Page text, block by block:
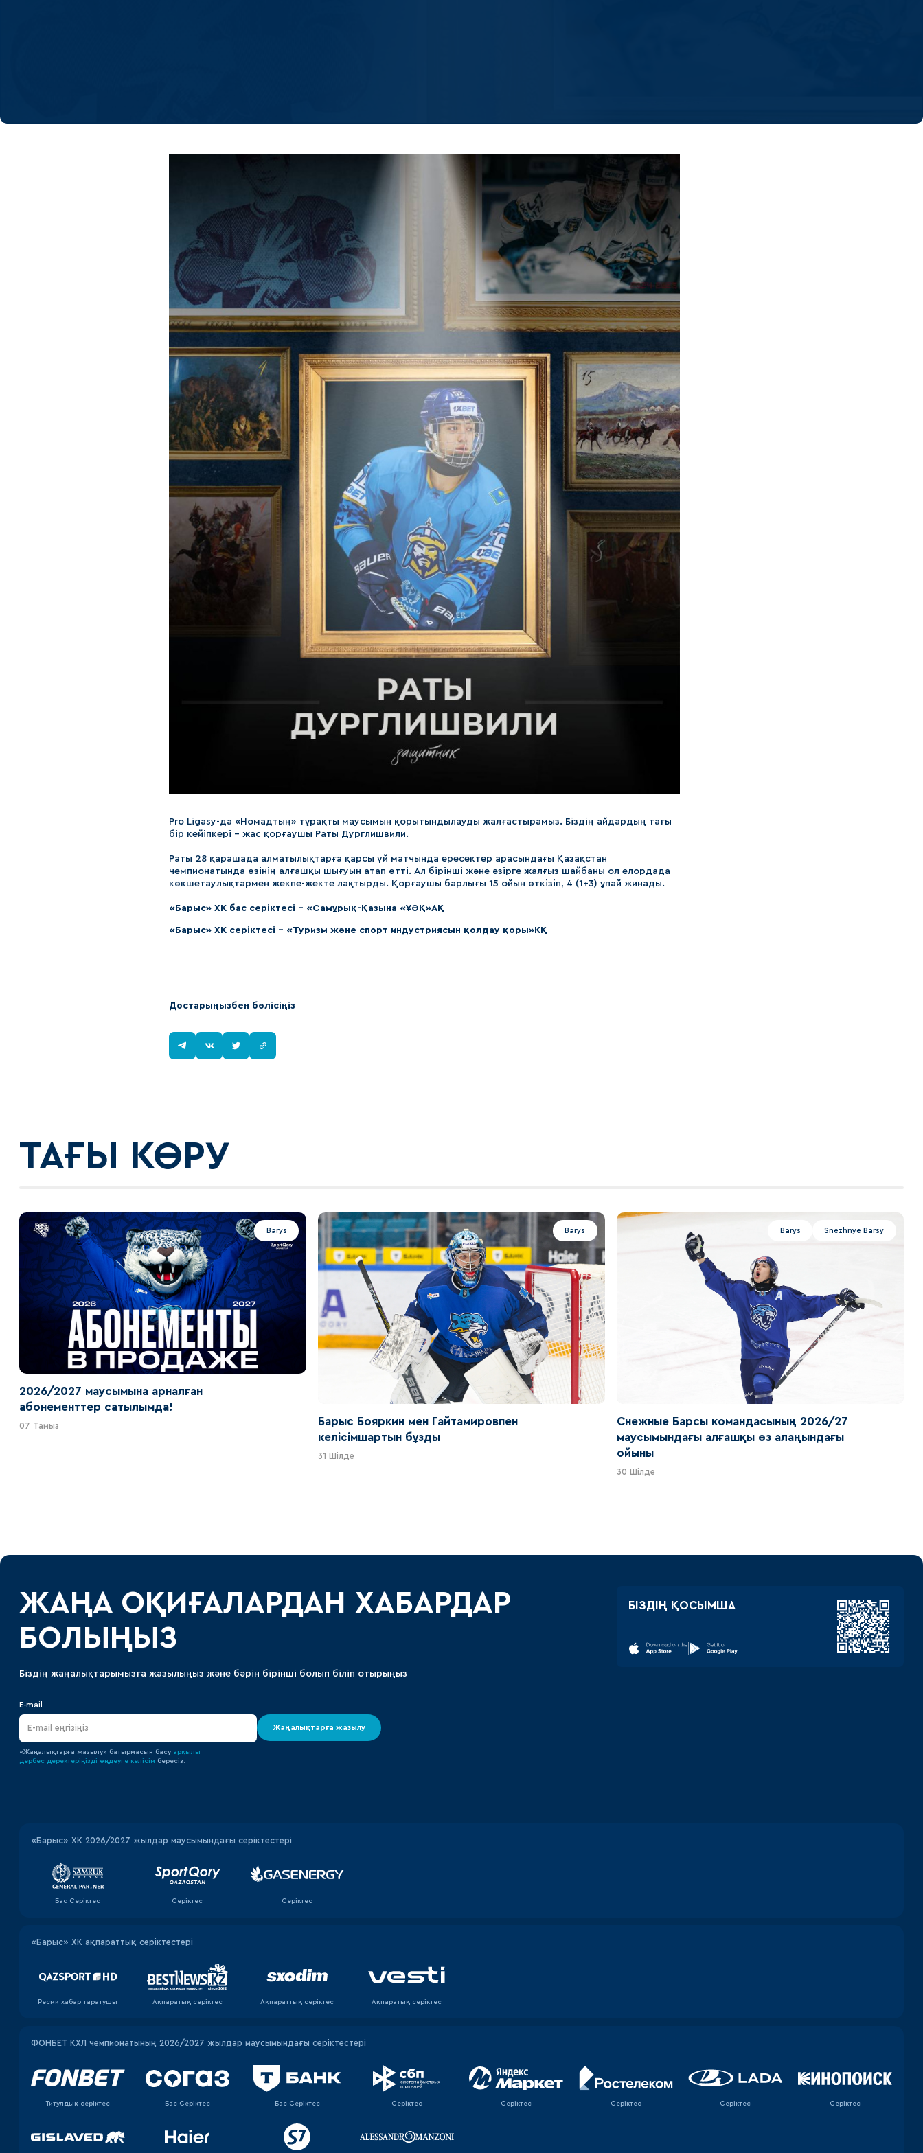
Pro Ligasy-да «Номадтың» тұрақты маусымын қорытындылауды жалғастырамыз. Біздің айдардың тағы
бір кейіпкері - жас қорғаушы Раты Дурглишвили.
Раты 28 қарашада алматылықтарға қарсы үй матчында ересектер арасындағы Қазақстан
чемпионатында өзінің алғашқы шығуын атап өтті. Ал бірінші және әзірге жалғыз шайбаны ол елордада
көкшетаулықтармен жекпе-жекте лақтырды. Қорғаушы барлығы 15 ойын өткізіп, 4 (1+3) ұпай жинады.
«Барыс» ХК бас серіктесі – «Самұрық-Қазына «ҰӘҚ»АҚ
«Барыс» ХК серіктесі – «Туризм және спорт индустриясын қолдау қоры»КҚ
Достарыңызбен бөлісіңіз
ТАҒЫ КӨРУ
Barys
2026/2027 маусымына арналған
абонементтер сатылымда!
07 Тамыз
Barys
Барыс Бояркин мен Гайтамировпен
келісімшартын бұзды
31 Шілде
Barys Snezhnye Barsy
Снежные Барсы командасының 2026/27
маусымындағы алғашқы өз алаңындағы
ойыны
30 Шілде
ЖАҢА ОҚИҒАЛАРДАН ХАБАРДАР
БОЛЫҢЫЗ
Біздің жаңалықтарымызға жазылыңыз және бәрін бірінші болып біліп отырыңыз
E-mail
Жаңалықтарға жазылу
«Жаңалықтарға жазылу» батырмасын басу арқылы
дербес деректеріңізді өңдеуге келісім бересіз.
БІЗДІҢ ҚОСЫМША
«‎Барыс»‎ ХК 2026/2027 жылдар маусымындағы серіктестері
Бас Серіктес Серіктес Серіктес
«Барыс» ХК ақпараттық серіктестері
Ресми хабар таратушы Ақпаратық серiктес Ақпараттық серіктес Ақпаратық серiктес
ФОНБЕТ КХЛ чемпионатының 2026/2027 жылдар маусымындағы серіктестері
Титулдық серіктес Бас Серіктес Бас Серіктес Серіктес Серіктес Серіктес Серіктес Серіктес